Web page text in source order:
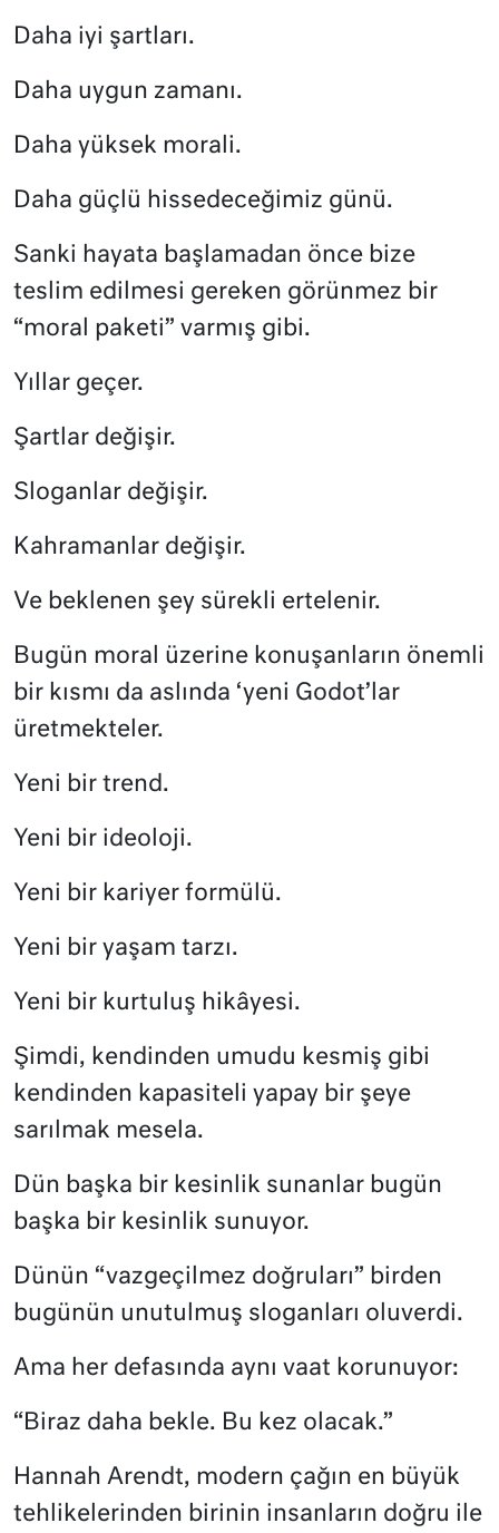
Daha iyi şartları.
Daha uygun zamanı.
Daha yüksek morali.
Daha güçlü hissedeceğimiz günü.
Sanki hayata başlamadan önce bize
teslim edilmesi gereken görünmez bir
“moral paketi” varmış gibi.
Yıllar geçer.
Şartlar değişir.
Sloganlar değişir.
Kahramanlar değişir.
Ve beklenen şey sürekli ertelenir.
Bugün moral üzerine konuşanların önemli
bir kısmı da aslında ‘yeni Godot’lar
üretmekteler.
Yeni bir trend.
Yeni bir ideoloji.
Yeni bir kariyer formülü.
Yeni bir yaşam tarzı.
Yeni bir kurtuluş hikâyesi.
Şimdi, kendinden umudu kesmiş gibi
kendinden kapasiteli yapay bir şeye
sarılmak mesela.
Dün başka bir kesinlik sunanlar bugün
başka bir kesinlik sunuyor.
Dünün “vazgeçilmez doğruları” birden
bugünün unutulmuş sloganları oluverdi.
Ama her defasında aynı vaat korunuyor:
“Biraz daha bekle. Bu kez olacak.”
Hannah Arendt, modern çağın en büyük
tehlikelerinden birinin insanların doğru ile